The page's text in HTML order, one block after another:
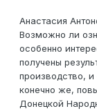
Анастасия
Возможно ли
особенно
получены
производство,
конечно же,
Донецкой